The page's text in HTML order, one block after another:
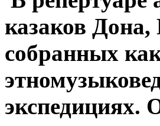
казаков
собранных
экспедициях.